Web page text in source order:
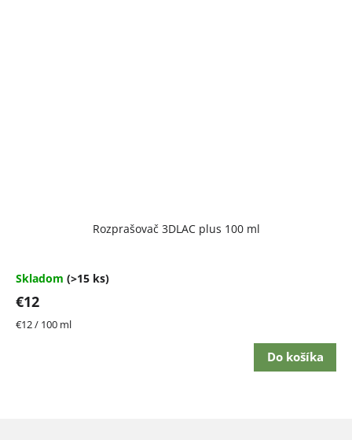
Rozprašovač 3DLAC plus 100 ml
Skladom (>15 ks)
€12
Jednotková
€12 / 100 ml
Do košíka